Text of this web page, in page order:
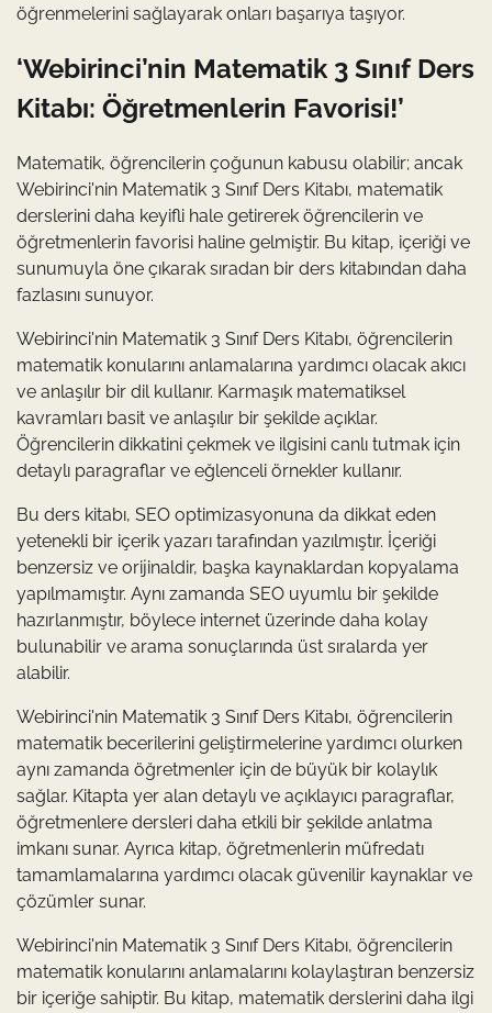
öğrenmelerini sağlayarak onları başarıya taşıyor.
‘Webirinci’nin Matematik 3 Sınıf Ders
Kitabı: Öğretmenlerin Favorisi!’
Matematik, öğrencilerin çoğunun kabusu olabilir; ancak
Webirinci'nin Matematik 3 Sınıf Ders Kitabı, matematik
derslerini daha keyifli hale getirerek öğrencilerin ve
öğretmenlerin favorisi haline gelmiştir. Bu kitap, içeriği ve
sunumuyla öne çıkarak sıradan bir ders kitabından daha
fazlasını sunuyor.
Webirinci'nin Matematik 3 Sınıf Ders Kitabı, öğrencilerin
matematik konularını anlamalarına yardımcı olacak akıcı
ve anlaşılır bir dil kullanır. Karmaşık matematiksel
kavramları basit ve anlaşılır bir şekilde açıklar.
Öğrencilerin dikkatini çekmek ve ilgisini canlı tutmak için
detaylı paragraflar ve eğlenceli örnekler kullanır.
Bu ders kitabı, SEO optimizasyonuna da dikkat eden
yetenekli bir içerik yazarı tarafından yazılmıştır. İçeriği
benzersiz ve orijinaldir, başka kaynaklardan kopyalama
yapılmamıştır. Aynı zamanda SEO uyumlu bir şekilde
hazırlanmıştır, böylece internet üzerinde daha kolay
bulunabilir ve arama sonuçlarında üst sıralarda yer
alabilir.
Webirinci'nin Matematik 3 Sınıf Ders Kitabı, öğrencilerin
matematik becerilerini geliştirmelerine yardımcı olurken
aynı zamanda öğretmenler için de büyük bir kolaylık
sağlar. Kitapta yer alan detaylı ve açıklayıcı paragraflar,
öğretmenlere dersleri daha etkili bir şekilde anlatma
imkanı sunar. Ayrıca kitap, öğretmenlerin müfredatı
tamamlamalarına yardımcı olacak güvenilir kaynaklar ve
çözümler sunar.
Webirinci'nin Matematik 3 Sınıf Ders Kitabı, öğrencilerin
matematik konularını anlamalarını kolaylaştıran benzersiz
bir içeriğe sahiptir. Bu kitap, matematik derslerini daha ilgi